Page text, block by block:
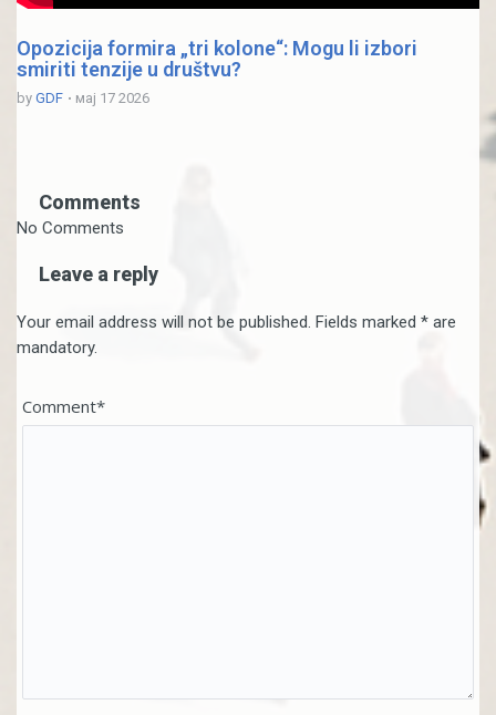
Opozicija formira „tri kolone“: Mogu li izbori
smiriti tenzije u društvu?
by GDF мај 17 2026
Comments
No Comments
Leave a reply
Your email address will not be published. Fields marked * are
mandatory.
Comment*